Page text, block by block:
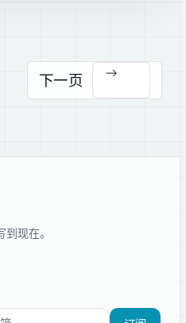
下一页 →
现在。